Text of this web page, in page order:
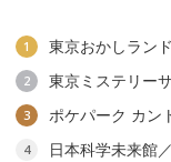
1 東京おかしラン
2 東京ミステリー
3 ポケパーク カン
4 日本科学未来館